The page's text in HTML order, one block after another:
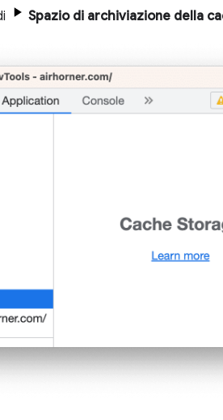
Spazio di archiviazione della